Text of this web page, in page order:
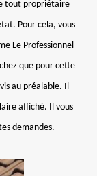
tout propriétaire
Pour cela, vous
Le Professionnel
que pour cette
au préalable. Il
affiché. Il vous
demandes.